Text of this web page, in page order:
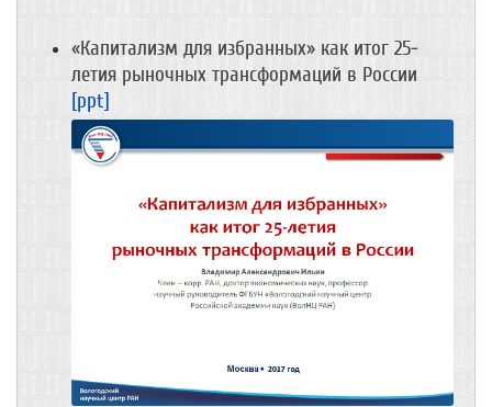
«Капитализм для избранных» как итог 25-
летия рыночных трансформаций в России
[ppt]